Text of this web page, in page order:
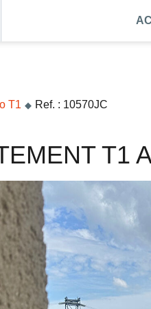
T1 Ref. : 10570JC